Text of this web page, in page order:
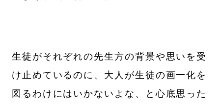
生徒がそれぞれの先生方の背景や思いを受
け止めているのに、大人が生徒の画一化を
図るわけにはいかないよな、と心底思った